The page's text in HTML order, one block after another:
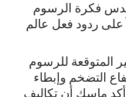
فكرة الرسوم
على ردود فعل عالم
المتوقعة للرسوم
التضخم وإبطاء
أكد ماسك أن تكاليف